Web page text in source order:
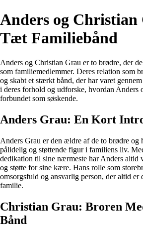
Anders og
Tæt Familiebånd
Anders og Christian Grau er to brødre, der
som familiemedlemmer. Deres relation som
og skabt et stærkt bånd, der har varet
i deres forhold og udforske, hvordan Anders
forbundet som søskende.
Anders Grau: En Kort
Anders Grau er den ældre af de to brødre og
pålidelig og støttende figur i familiens liv.
dedikation til sine nærmeste har Anders
og støtte for sine kære. Hans rolle som
omsorgsfuld og ansvarlig person, der altid er
familie.
Christian Grau: Broren
Bånd